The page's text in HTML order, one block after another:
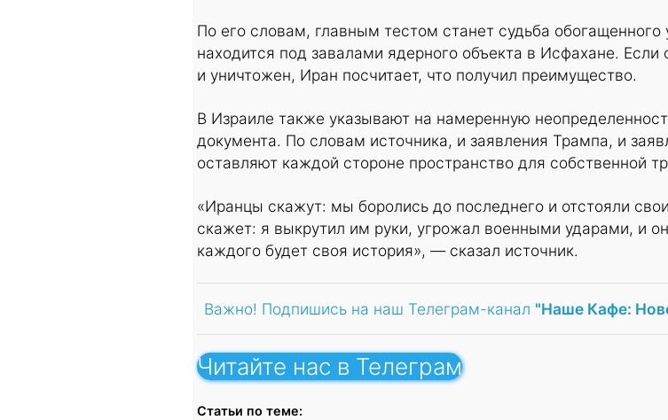
По его словам, главным тестом станет судьба обогащенного
находится под завалами ядерного объекта в Исфахане. Если
и уничтожен, Иран посчитает, что получил преимущество.
В Израиле также указывают на намеренную
документа. По словам источника, и заявления Трампа, и
оставляют каждой стороне пространство для собственной
«Иранцы скажут: мы боролись до последнего и отстояли
скажет: я выкрутил им руки, угрожал военными ударами, и
каждого будет своя история», — сказал источник.
Важно! Подпишись на наш Телеграм-канал "Наше Кафе:
Читайте нас в Телеграм
Статьи по теме: